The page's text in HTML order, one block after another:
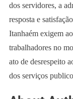
dos servidores, a
resposta e
Itanhaém exigem
trabalhadores no
ato de desrespeito
dos serviços